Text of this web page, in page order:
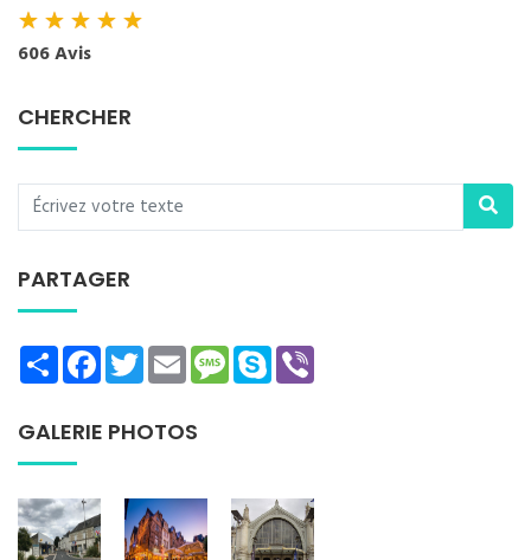
★★★★★
606 Avis
CHERCHER
PARTAGER
ShareFacebookTwitterEmailMessage
Skype
GALERIE PHOTOS